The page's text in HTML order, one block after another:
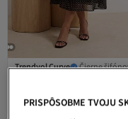
Trendyol Curve
Čierne
Doručenie zdarma
33, 96€
PRISPÔSOBME TVOJU